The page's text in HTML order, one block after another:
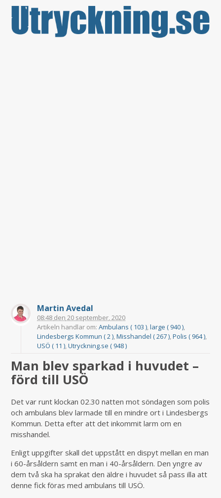
Martin Avedal
08:48 den 20 september, 2020
Artikeln handlar om:Ambulans ( 103 ),large ( 940 ),
Lindesbergs Kommun ( 2 ),Misshandel ( 267 ),Polis ( 964 ),
USÖ ( 11 ),Utryckning.se ( 948 )
Man blev sparkad i huvudet –
förd till USÖ
Det var runt klockan 02.30 natten mot söndagen som polis
och ambulans blev larmade till en mindre ort i Lindesbergs
Kommun. Detta efter att det inkommit larm om en
misshandel.
Enligt uppgifter skall det uppstått en dispyt mellan en man
i 60-årsåldern samt en man i 40-årsåldern. Den yngre av
dem två ska ha sprakat den äldre i huvudet så pass illa att
denne fick föras med ambulans till USÖ.